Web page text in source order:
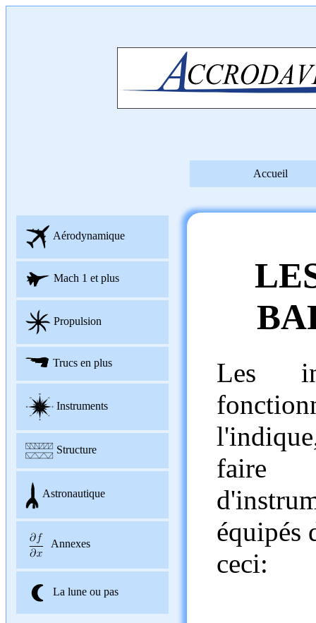
Accueil
Aérodynamique
Mach 1 et plus
Propulsion
Trucs en plus
Instruments
Structure
Astronautique
Annexes
La lune ou pas
Les
faire
équipés
ceci: